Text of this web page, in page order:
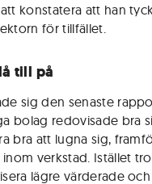
konstatera att han
för tillfället.
till på
sig den senaste
bolag redovisade bra
bra att lugna sig,
verkstad. Istället
lägre värderade